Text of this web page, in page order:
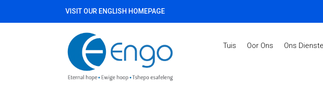
VISIT OUR ENGLISH HOMEPAGE
Tuis Oor Ons Ons Dienste